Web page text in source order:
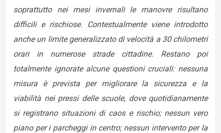
soprattutto nei mesi invernali le manovre risultano
difficili e rischiose. Contestualmente viene introdotto
anche un limite generalizzato di velocità a 30 chilometri
orari in numerose strade cittadine. Restano poi
totalmente ignorate alcune questioni cruciali: nessuna
misura è prevista per migliorare la sicurezza e la
viabilità nei pressi delle scuole, dove quotidianamente
si registrano situazioni di caos e rischio; nessun vero
piano per i parcheggi in centro; nessun intervento per la